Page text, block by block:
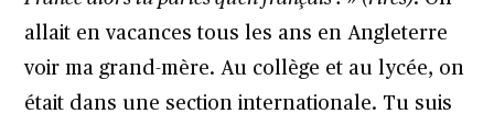
allait en vacances tous les ans en Angleterre
voir ma grand-mère. Au collège et au lycée, on
était dans une section internationale. Tu suis